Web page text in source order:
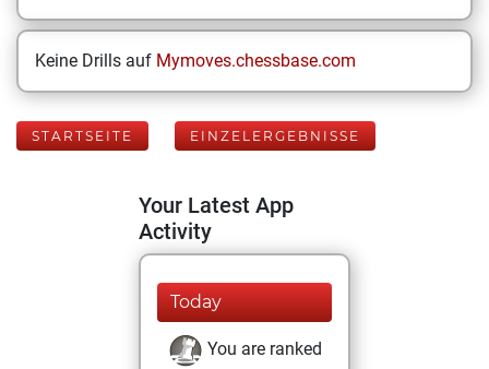
Keine Drills auf Mymoves.chessbase.com
STARTSEITE EINZELERGEBNISSE
Your Latest App
Activity
Today
You are ranked